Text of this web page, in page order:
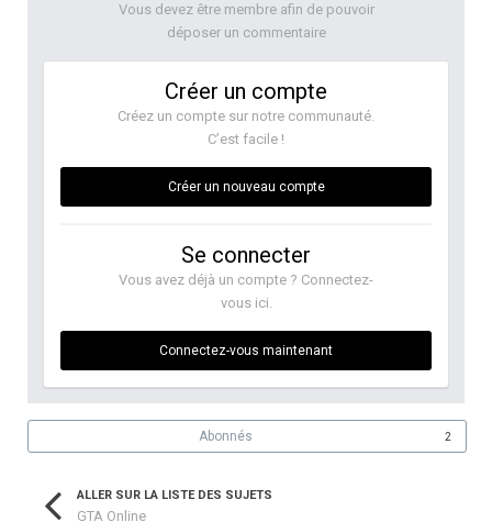
Vous devez être membre afin de pouvoir
déposer un commentaire
Créer un compte
Créez un compte sur notre communauté.
C’est facile !
Créer un nouveau compte
Se connecter
Vous avez déjà un compte ? Connectez-
vous ici.
Connectez-vous maintenant
Abonnés 2
ALLER SUR LA LISTE DES SUJETS
GTA Online